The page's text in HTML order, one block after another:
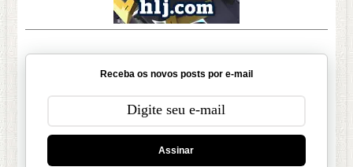
Receba os novos posts por e-mail
Assinar